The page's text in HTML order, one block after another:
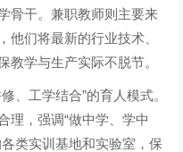
骨干。兼职教师则主要来
他们将最新的行业技术、
教学与生产实际不脱节。
、工学结合”的育人模式。
理，强调“做中学、学中
类实训基地和实验室，保